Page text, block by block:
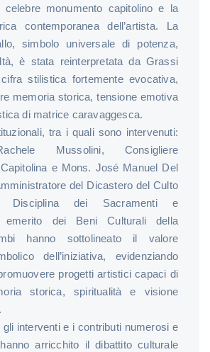
celebre monumento capitolino e la
contemporanea dell’artista. La
simbolo universale di potenza,
è stata reinterpretata da Grassi
stilistica fortemente evocativa,
memoria storica, tensione emotiva
di matrice caravaggesca.
tra i quali sono intervenuti:
Mussolini, Consigliere
Capitolina e Mons. José Manuel Del
del Dicastero del Culto
dei Sacramenti e
emerito dei Beni Culturali della
hanno sottolineato il valore
dell’iniziativa, evidenziando
progetti artistici capaci di
storica, spiritualità e visione
gli interventi e i contributi numerosi e
arricchito il dibattito culturale